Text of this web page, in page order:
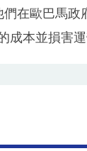
在歐巴馬政
本並損害運